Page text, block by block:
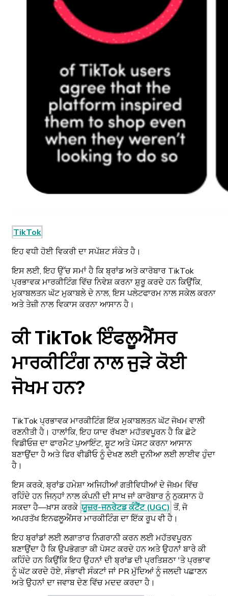
TikTok
ਇਹ ਵਧੀ ਹੋਈ ਵਿਕਰੀ ਦਾ ਸਪੱਸ਼ਟ ਸੰਕੇਤ ਹੈ।
ਇਸ ਲਈ, ਇਹ ਉੱਚ ਸਮਾਂ ਹੈ ਕਿ ਬ੍ਰਾਂਡ ਅਤੇ ਕਾਰੋਬਾਰ TikTok
ਪ੍ਰਭਾਵਕ ਮਾਰਕੀਟਿੰਗ ਵਿੱਚ ਨਿਵੇਸ਼ ਕਰਨਾ ਸ਼ੁਰੂ ਕਰਦੇ ਹਨ ਕਿਉਂਕਿ,
ਮੁਕਾਬਲਤਨ ਘੱਟ ਮੁਕਾਬਲੇ ਦੇ ਨਾਲ, ਇਸ ਪਲੇਟਫਾਰਮ ਨਾਲ ਸਕੇਲ ਕਰਨਾ
ਅਤੇ ਤੇਜ਼ੀ ਨਾਲ ਵਿਕਾਸ ਕਰਨਾ ਆਸਾਨ ਹੈ।
ਕੀ TikTok ਇੰਫਲੂਐਂਸਰ
ਮਾਰਕੀਟਿੰਗ ਨਾਲ ਜੁੜੇ ਕੋਈ
ਜੋਖਮ ਹਨ?
TikTok ਪ੍ਰਭਾਵਕ ਮਾਰਕੀਟਿੰਗ ਇੱਕ ਮੁਕਾਬਲਤਨ ਘੱਟ ਜੋਖਮ ਵਾਲੀ
ਰਣਨੀਤੀ ਹੈ। ਹਾਲਾਂਕਿ, ਇਹ ਯਾਦ ਰੱਖਣਾ ਮਹੱਤਵਪੂਰਨ ਹੈ ਕਿ ਛੋਟੇ
ਵਿਡੀਓਜ਼ ਦਾ ਫਾਰਮੈਟ ਪੁਆਇੰਟ, ਸ਼ੂਟ ਅਤੇ ਪੋਸਟ ਕਰਨਾ ਆਸਾਨ
ਬਣਾਉਂਦਾ ਹੈ ਅਤੇ ਫਿਰ ਵੀਡੀਓ ਨੂੰ ਦੇਖਣ ਲਈ ਦੁਨੀਆ ਲਈ ਲਾਈਵ ਹੁੰਦਾ
ਹੈ।
ਇਸ ਕਰਕੇ, ਬ੍ਰਾਂਡ ਹਮੇਸ਼ਾ ਅਜਿਹੀਆਂ ਗਤੀਵਿਧੀਆਂ ਦੇ ਜੋਖ਼ਮ ਵਿੱਚ
ਰਹਿੰਦੇ ਹਨ ਜਿਨ੍ਹਾਂ ਨਾਲ ਕੰਪਨੀ ਦੀ ਸਾਖ ਜਾਂ ਕਾਰੋਬਾਰ ਨੂੰ ਨੁਕਸਾਨ ਹੋ
ਸਕਦਾ ਹੈ—ਖ਼ਾਸ ਕਰਕੇ ਯੂਜ਼ਰ-ਜਨਰੇਟਡ ਕੰਟੈਂਟ (UGC) ਤੋਂ, ਜੋ
ਅਪਰਤੱਖ ਇਨਫਲੂਐਂਸਰ ਮਾਰਕੀਟਿੰਗ ਦਾ ਇੱਕ ਰੂਪ ਵੀ ਹੈ।
ਇਹ ਬ੍ਰਾਂਡਾਂ ਲਈ ਲਗਾਤਾਰ ਨਿਗਰਾਨੀ ਕਰਨ ਲਈ ਮਹੱਤਵਪੂਰਨ
ਬਣਾਉਂਦਾ ਹੈ ਕਿ ਉਪਭੋਗਤਾ ਕੀ ਪੋਸਟ ਕਰਦੇ ਹਨ ਅਤੇ ਉਹਨਾਂ ਬਾਰੇ ਕੀ
ਕਹਿੰਦੇ ਹਨ ਕਿਉਂਕਿ ਇਹ ਉਹਨਾਂ ਦੀ ਬ੍ਰਾਂਡ ਦੀ ਪ੍ਰਤਿਸ਼ਠਾ 'ਤੇ ਪ੍ਰਭਾਵ
ਨੂੰ ਘੱਟ ਕਰਦੇ ਹੋਏ, ਸੰਭਾਵੀ ਸੰਕਟਾਂ ਜਾਂ PR ਮੁੱਦਿਆਂ ਨੂੰ ਜਲਦੀ ਪਛਾਣਨ
ਅਤੇ ਉਹਨਾਂ ਦਾ ਜਵਾਬ ਦੇਣ ਵਿੱਚ ਮਦਦ ਕਰਦਾ ਹੈ।